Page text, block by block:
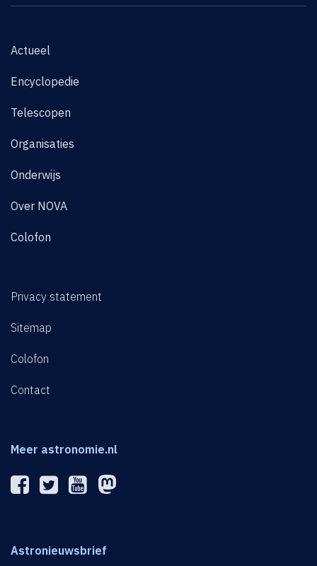
Actueel
Encyclopedie
Telescopen
Organisaties
Onderwijs
Over NOVA
Colofon
Privacy statement
Sitemap
Colofon
Contact
Meer astronomie.nl
Astronieuwsbrief